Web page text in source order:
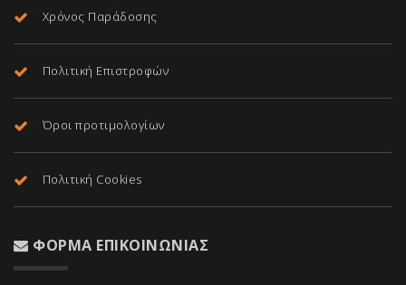
Χρόνος Παράδοσης
Πολιτική Επιστροφών
Όροι προτιμολογίων
Πολιτική Cookies
ΦΌΡΜΑ ΕΠΙΚΟΙΝΩΝΊΑΣ